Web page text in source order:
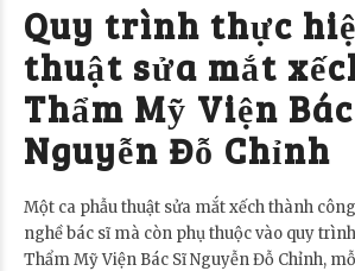
Quy trình thực
thuật sửa mắt
Thẩm Mỹ Viện
Nguyễn Đỗ Chỉnh
Một ca phẫu thuật sửa mắt xếch thành
nghề bác sĩ mà còn phụ thuộc vào quy
Thẩm Mỹ Viện Bác Sĩ Nguyễn Đỗ Chỉnh,